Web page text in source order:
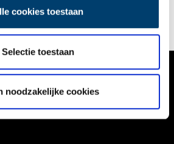
cookies toestaan
Selectie toestaan
noodzakelijke cookies